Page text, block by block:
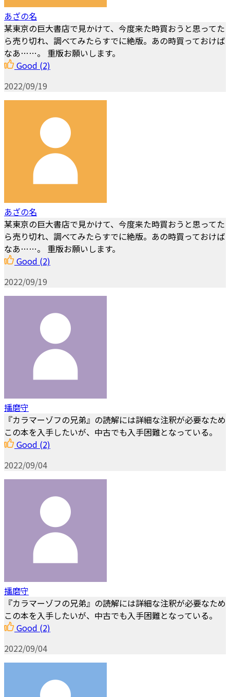
あざの名
某東京の巨大書店で見かけて、今度来た時買おうと思ってた
ら売り切れ、調べてみたらすでに絶版。あの時買っておけば
なあ……。 重版お願いします。
Good (2)
2022/09/19
あざの名
某東京の巨大書店で見かけて、今度来た時買おうと思ってた
ら売り切れ、調べてみたらすでに絶版。あの時買っておけば
なあ……。 重版お願いします。
Good (2)
2022/09/19
播磨守
『カラマーゾフの兄弟』の読解には詳細な注釈が必要なため
この本を入手したいが、中古でも入手困難となっている。
Good (2)
2022/09/04
播磨守
『カラマーゾフの兄弟』の読解には詳細な注釈が必要なため
この本を入手したいが、中古でも入手困難となっている。
Good (2)
2022/09/04